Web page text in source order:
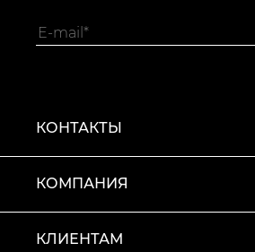
КОНТАКТЫ
КОМПАНИЯ
КЛИЕНТАМ